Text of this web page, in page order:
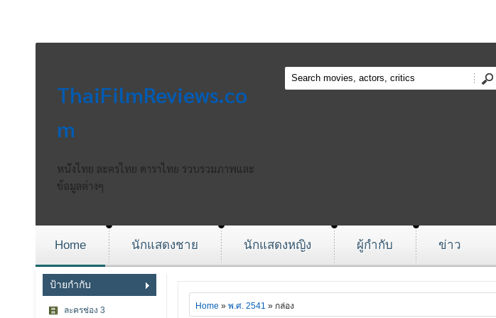
ThaiFilmReviews.co
m
หนังไทย ละครไทย ดาราไทย รวบรวมภาพและ
ข้อมูลต่างๆ
Home นักแสดงชาย นักแสดงหญิง ผู้กำกับ ข่าว
ป้ายกำกับ
ละครช่อง 3 Home » พ.ศ. 2541 » กล่อง